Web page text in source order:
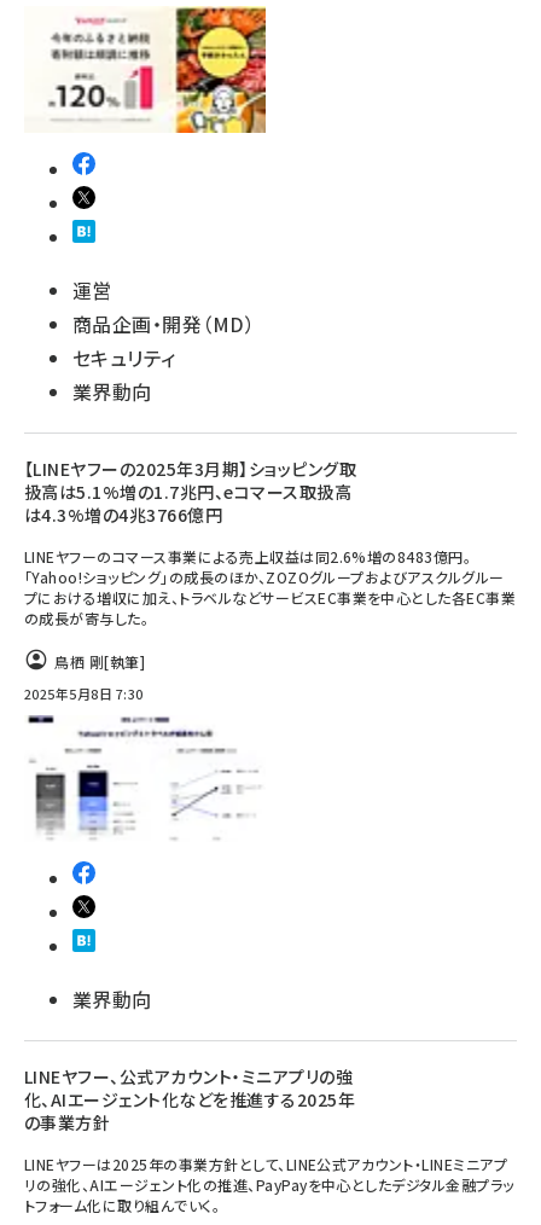
運営
商品企画・開発（MD）
セキュリティ
業界動向
【LINEヤフーの2025年3月期】ショッピング取
扱高は5.1%増の1.7兆円、eコマース取扱高
は4.3%増の4兆3766億円​​
LINEヤフーのコマース事業による売上収益は同2.6%増の8483億円。
「Yahoo!ショッピング」の成長のほか、ZOZOグループおよびアスクルグルー
プにおける増収に加え、トラベルなどサービスEC事業を中心とした各EC事業
の成長が寄与した。
鳥栖 剛[執筆]
2025年5月8日 7:30
業界動向
LINEヤフー、公式アカウント・ミニアプリの強
化、AIエージェント化などを推進する2025年
の事業方針
LINEヤフーは2025年の事業方針として、LINE公式アカウント・LINEミニアプ
リの強化、AIエージェント化の推進、PayPayを中心としたデジタル金融プラッ
トフォーム化に取り組んでいく。